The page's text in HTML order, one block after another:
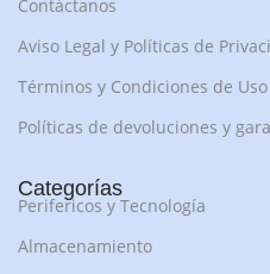
Contáctanos
Aviso Legal y Políticas de
Términos y Condiciones de Uso
Políticas de devoluciones y
Categorías
Perifericos y Tecnología
Almacenamiento